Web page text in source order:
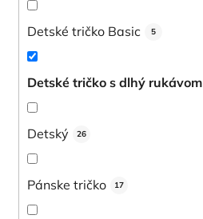
Detské tričko Basic 5
Detské tričko s dlhý rukávom
Detský 26
Pánske tričko 17